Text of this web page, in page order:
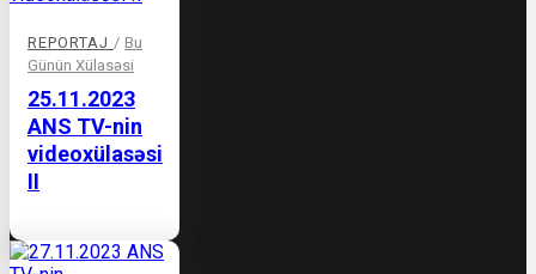
REPORTAJ / Bu
Günün Xülasəsi
25.11.2023
ANS TV-nin
videoxülasəsi
II